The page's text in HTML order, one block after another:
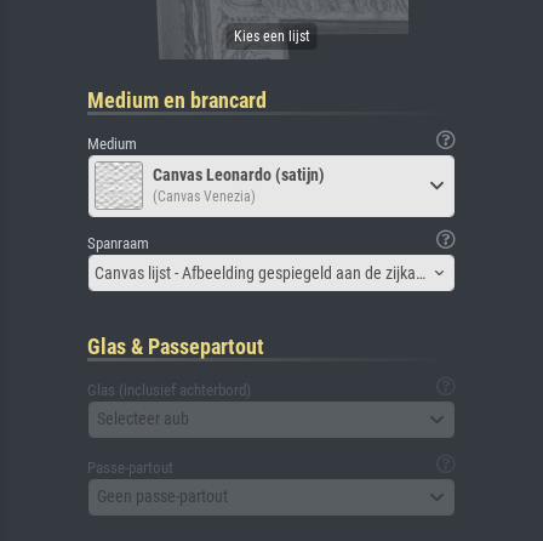
Medium en brancard
Medium
Canvas Leonardo (satijn)
(Canvas Venezia)
Spanraam
Canvas lijst - Afbeelding gespiegeld aan de zijkant
Glas & Passepartout
Glas (inclusief achterbord)
Selecteer aub
Passe-partout
Geen passe-partout